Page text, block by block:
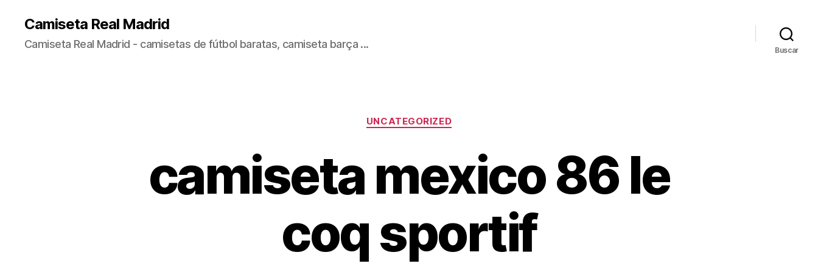
Camiseta Real Madrid
Camiseta Real Madrid - camisetas de fútbol baratas, camiseta barça ... Buscar
Categorías
UNCATEGORIZED
camiseta mexico 86 le
coq sportif